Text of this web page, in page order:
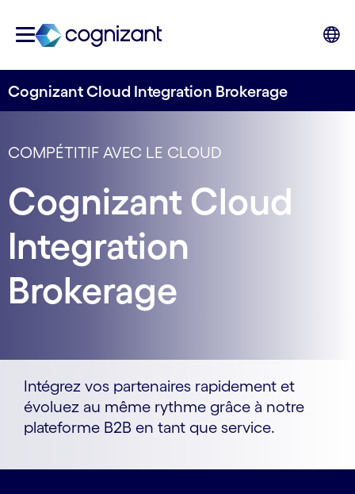
Cognizant Cloud Integration Brokerage
COMPÉTITIF AVEC LE CLOUD
Cognizant Cloud
Integration
Brokerage
Intégrez vos partenaires rapidement et
évoluez au même rythme grâce à notre
plateforme B2B en tant que service.